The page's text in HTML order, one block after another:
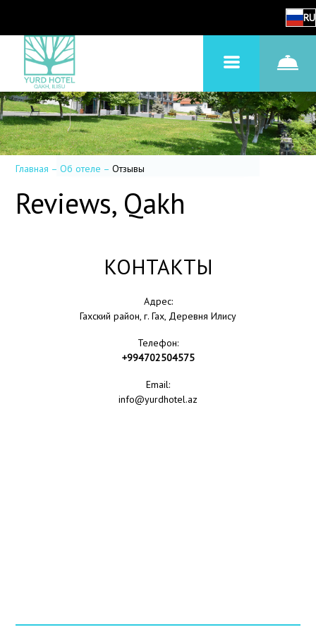
RU
Главная –Об отеле –Отзывы
Reviews, Qakh
КОНТАКТЫ
Адрес:
Гахский район, г. Гах, Деревня Илису
Телефон:
+994702504575
Email:
info@yurdhotel.az